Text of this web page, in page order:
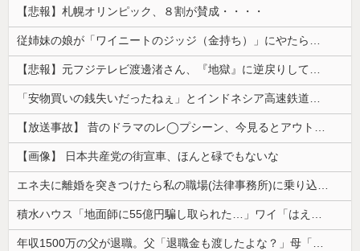
【悲報】札幌オリンピック、８割が賛成・・・・
【画像】 日本共産党の街宣車、ほんと碌でもないな